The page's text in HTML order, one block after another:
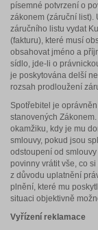
písemné potvrzení o
zákonem (záruční list).
záručního listu vydat
(fakturu), které musí
obsahovat jméno a
sídlo, jde-li o
je poskytována delší
rozsah prodloužení
Spotřebitel je
stanovených
okamžiku, kdy je mu
smlouvy, pokud jsou
odstoupení od
povinny vrátit vše, co
z důvodu uplatnění
plnění, které mu
situaci objektivně
Vyřízení reklamace